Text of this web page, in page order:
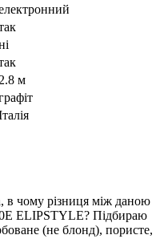
2.8 м
в чому різниця між даною
ELIPSTYLE? Підбираю
(не блонд), пористе,